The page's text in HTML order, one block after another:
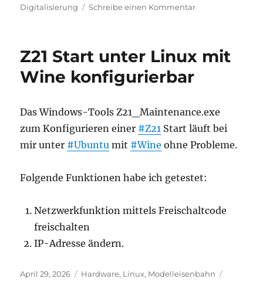
am
Digitalisierung
Schreibe einen Kommentarzu
Z21 Start unter Linux mit
Wine konfigurierbar
Das Windows-Tools Z21_Maintenance.exe
zum Konfigurieren einer #Z21 Start läuft bei
mir unter #Ubuntu mit #Wine ohne Probleme.
Folgende Funktionen habe ich getestet:
Netzwerkfunktion mittels Freischaltcode
freischalten
IP-Adresse ändern.
Veröffentlicht
April 29, 2026 Kategorien
Hardware, Linux, Modelleisenbahn